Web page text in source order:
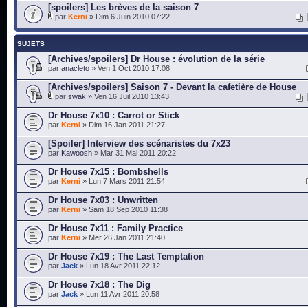
[spoilers] Les brèves de la saison 7
par Kerni » Dim 6 Juin 2010 07:22
SUJETS
[Archives/spoilers] Dr House : évolution de la série
par anacleto » Ven 1 Oct 2010 17:08
[Archives/spoilers] Saison 7 - Devant la cafetière de House
par swak » Ven 16 Juil 2010 13:43
Dr House 7x10 : Carrot or Stick
par Kerni » Dim 16 Jan 2011 21:27
[Spoiler] Interview des scénaristes du 7x23
par Kawoosh » Mar 31 Mai 2011 20:22
Dr House 7x15 : Bombshells
par Kerni » Lun 7 Mars 2011 21:54
Dr House 7x03 : Unwritten
par Kerni » Sam 18 Sep 2010 11:38
Dr House 7x11 : Family Practice
par Kerni » Mer 26 Jan 2011 21:40
Dr House 7x19 : The Last Temptation
par Jack » Lun 18 Avr 2011 22:12
Dr House 7x18 : The Dig
par Jack » Lun 11 Avr 2011 20:58